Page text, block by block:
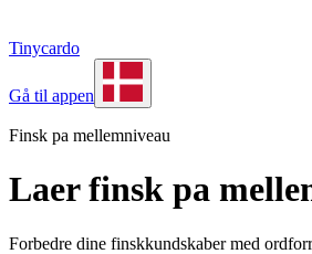
Tinycardo
Gå til appen
Finsk pa mellemniveau
Laer finsk pa
Forbedre dine finskkundskaber med